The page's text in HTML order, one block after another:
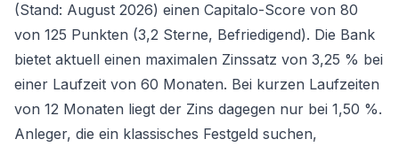
(Stand: August 2026) einen Capitalo-Score von 80
von 125 Punkten (3,2 Sterne, Befriedigend). Die Bank
bietet aktuell einen maximalen Zinssatz von 3,25 % bei
einer Laufzeit von 60 Monaten. Bei kurzen Laufzeiten
von 12 Monaten liegt der Zins dagegen nur bei 1,50 %.
Anleger, die ein klassisches Festgeld suchen,